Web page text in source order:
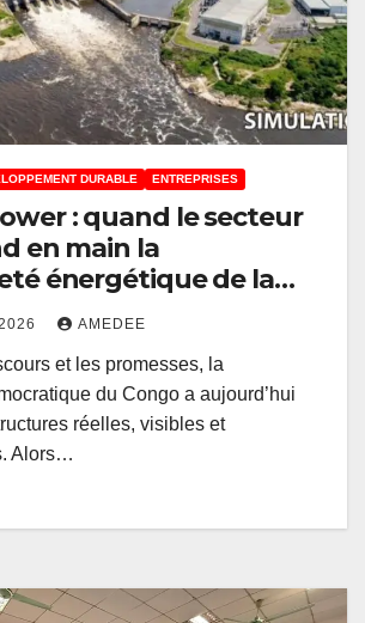
DURABLE ENTREPRISES
: quand le secteur
en main la
énergétique de la
AMEDEE
et les promesses, la
du Congo a aujourd’hui
réelles, visibles et
Alors…